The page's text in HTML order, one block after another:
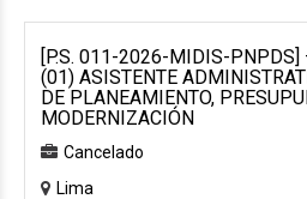
[P.S. 011-2026-MIDIS-PNPDS]
(01) ASISTENTE
DE PLANEAMIENTO,
MODERNIZACIÓN
Cancelado
Lima